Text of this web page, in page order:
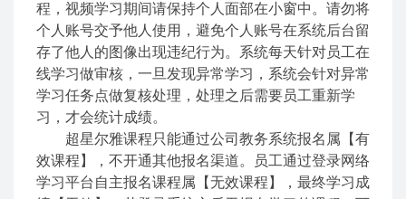
程，视频学习期间请保持个人面部在小窗中。请勿将
个人账号交予他人使用，避免个人账号在系统后台留
存了他人的图像出现违纪行为。系统每天针对员工在
线学习做审核，一旦发现异常学习，系统会针对异常
学习任务点做复核处理，处理之后需要员工重新学
习，才会统计成绩。
超星尔雅课程只能通过公司教务系统报名属【有
效课程】，不开通其他报名渠道。员工通过登录网络
学习平台自主报名课程属【无效课程】，最终学习成